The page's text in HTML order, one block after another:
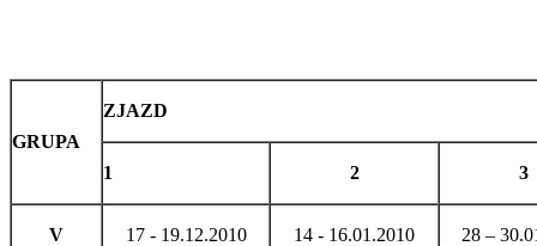
GRUPA
ZJAZD
1 2 3
V 17 - 19.12.2010 14 - 16.01.2010 28 –